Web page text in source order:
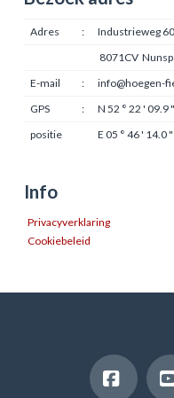
Adres :
Industrieweg
8071CV
E-mail
:
info@hoegen-
GPS
:
N 52 ° 22 ' 09.9 "
positie
E 05 ° 46 ' 14.0 "
Info
Privacyverklaring
Cookiebeleid